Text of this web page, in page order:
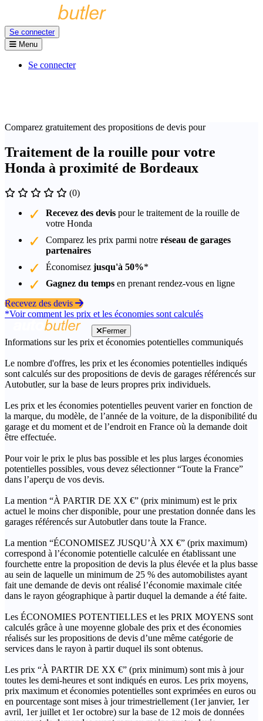
Se connecter
Menu
Se connecter
Comparez gratuitement des propositions de devis pour
Traitement de la rouille pour votre
Honda à proximité de Bordeaux
(0)
Recevez des devis pour le traitement de la rouille de
votre Honda
Comparez les prix parmi notre réseau de garages
partenaires
Économisez jusqu'à 50%*
Gagnez du temps en prenant rendez-vous en ligne
Recevez des devis
*Voir comment les prix et les économies sont calculés
Fermer
Informations sur les prix et économies potentielles communiqués
Le nombre d'offres, les prix et les économies potentielles indiqués
sont calculés sur des propositions de devis de garages référencés sur
Autobutler, sur la base de leurs propres prix individuels.
Les prix et les économies potentielles peuvent varier en fonction de
la marque, du modèle, de l’année de la voiture, de la disponibilité du
garage et du moment et de l’endroit en France où la demande doit
être effectuée.
Pour voir le prix le plus bas possible et les plus larges économies
potentielles possibles, vous devez sélectionner “Toute la France”
dans l’aperçu de vos devis.
La mention “À PARTIR DE XX €” (prix minimum) est le prix
actuel le moins cher disponible, pour une prestation donnée dans les
garages référencés sur Autobutler dans toute la France.
La mention “ÉCONOMISEZ JUSQU’À XX €” (prix maximum)
correspond à l’économie potentielle calculée en établissant une
fourchette entre la proposition de devis la plus élevée et la plus basse
au sein de laquelle un minimum de 25 % des automobilistes ayant
fait une demande de devis ont réalisé l’économie maximale citée
dans le rayon géographique à partir duquel la demande a été faite.
Les ÉCONOMIES POTENTIELLES et les PRIX MOYENS sont
calculés grâce à une moyenne globale des prix et des économies
réalisés sur les propositions de devis d’une même catégorie de
services dans le rayon à partir duquel ils sont obtenus.
Les prix “À PARTIR DE XX €” (prix minimum) sont mis à jour
toutes les demi-heures et sont indiqués en euros. Les prix moyens,
prix maximum et économies potentielles sont exprimées en euros ou
en pourcentage sont mises à jour trimestriellement (1er janvier, 1er
avril, 1er juillet et 1er octobre) sur la base de 12 mois de données